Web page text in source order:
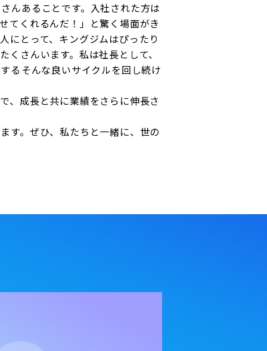
んあることです。入社された方は
てくれるんだ！」と驚く場面がき
にとって、キングジムはぴったり
さんいます。私は社長として、
――そんな良いサイクルを回し続け
、成長と共に業績をさらに伸長さ
す。ぜひ、私たちと一緒に、世の